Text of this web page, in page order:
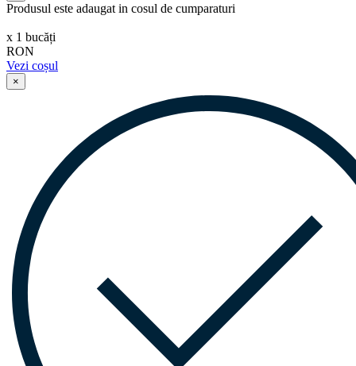
Produsul este adaugat in cosul de cumparaturi
х 1 bucăți
RON
Vezi coșul
×